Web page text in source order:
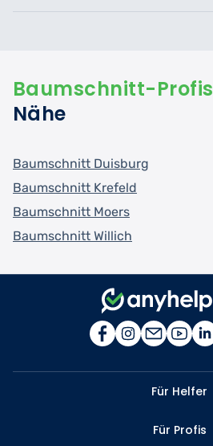
Baumschnitt-Profis
Nähe
Baumschnitt Duisburg
Baumschnitt Krefeld
Baumschnitt Moers
Baumschnitt Willich
Für Helfer
Für Profis